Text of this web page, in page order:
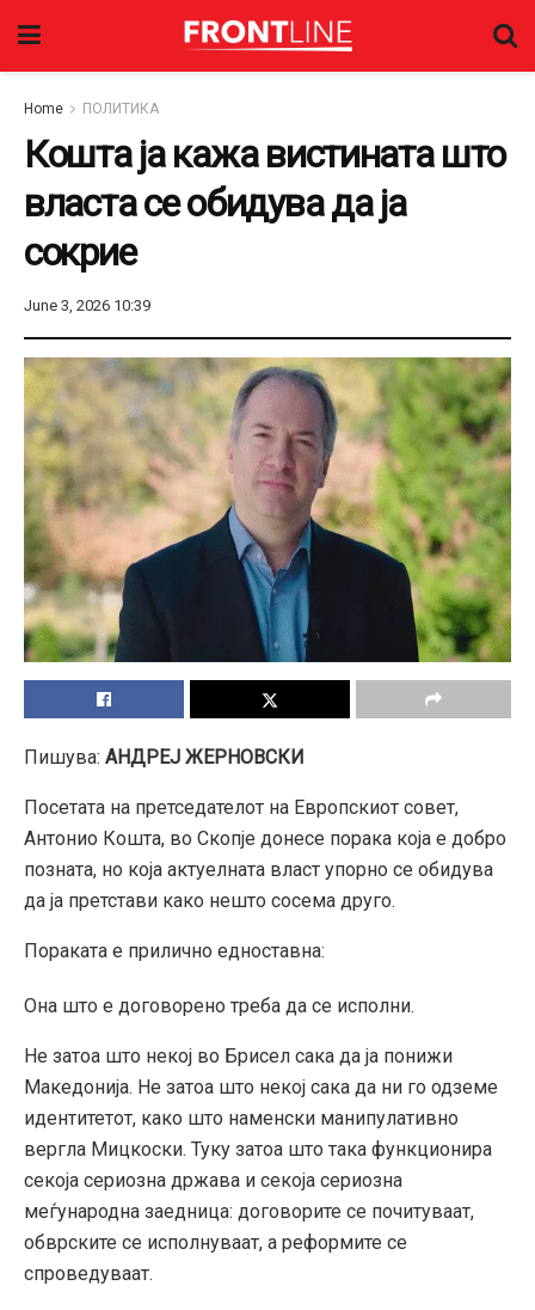
Home ПОЛИТИКА
Кошта ја кажа вистината што
власта се обидува да ја
сокрие
June 3, 2026 10:39
Пишува: АНДРЕЈ ЖЕРНОВСКИ
Посетата на претседателот на Европскиот совет,
Антонио Кошта, во Скопје донесе порака која е добро
позната, но која актуелната власт упорно се обидува
да ја претстави како нешто сосема друго.
Пораката е прилично едноставна:
Она што е договорено треба да се исполни.
Не затоа што некој во Брисел сака да ја понижи
Македонија. Не затоа што некој сака да ни го одземе
идентитетот, како што наменски манипулативно
вергла Мицкоски. Туку затоа што така функционира
секоја сериозна држава и секоја сериозна
меѓународна заедница: договорите се почитуваат,
обврските се исполнуваат, а реформите се
спроведуваат.